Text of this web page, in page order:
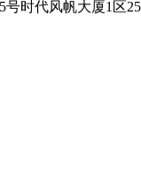
时代风帆大厦1区